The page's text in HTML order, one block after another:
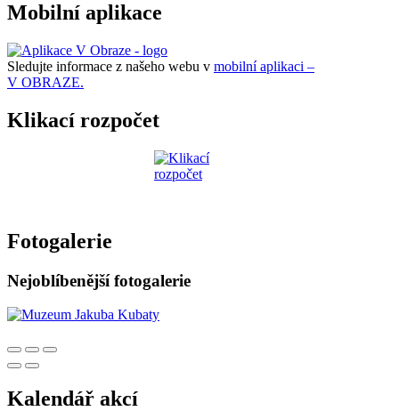
Mobilní aplikace
Sledujte informace z našeho webu v mobilní aplikaci –
V OBRAZE.
Klikací rozpočet
Fotogalerie
Nejoblíbenější fotogalerie
Kalendář akcí